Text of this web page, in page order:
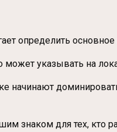
определить основное
может указывать на
начинают
знаком для тех, кто